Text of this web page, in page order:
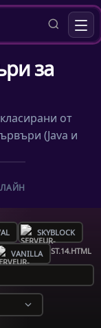
за
от
(Java и
SKYBLOCK
VANILLA